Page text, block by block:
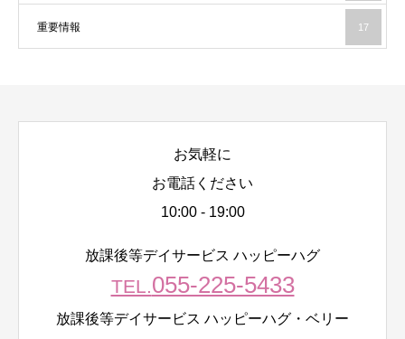
重要情報 17
お気軽に
お電話ください
10:00 - 19:00
放課後等デイサービス ハッピーハグ
TEL.055-225-5433
放課後等デイサービス ハッピーハグ・ベリー